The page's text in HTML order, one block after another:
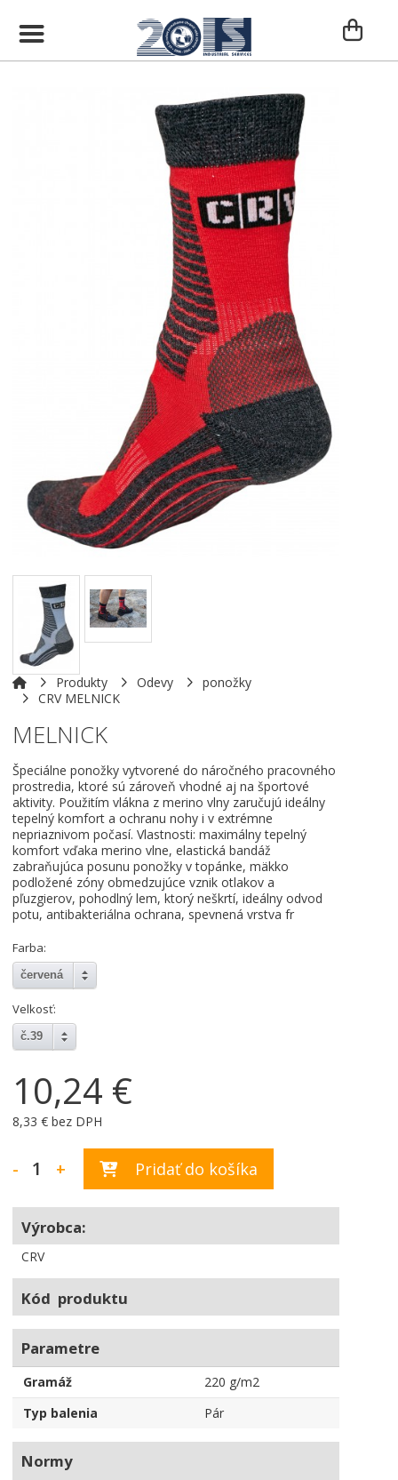
Produkty Odevy
ponožky
CRV MELNICK
MELNICK
Špeciálne ponožky vytvorené do náročného pracovného
prostredia, ktoré sú zároveň vhodné aj na športové
aktivity. Použitím vlákna z merino vlny zaručujú ideálny
tepelný komfort a ochranu nohy i v extrémne
nepriaznivom počasí. Vlastnosti: maximálny tepelný
komfort vďaka merino vlne, elastická bandáž
zabraňujúca posunu ponožky v topánke, mäkko
podložené zóny obmedzujúce vznik otlakov a
pľuzgierov, pohodlný lem, ktorý neškrtí, ideálny odvod
potu, antibakteriálna ochrana, spevnená vrstva fr
Farba:
červená
Velkosť:
č.39
10,24 €
8,33 € bez DPH
- + Pridať do košíka
Výrobca:
CRV
Kód produktu
Parametre
Gramáž
220 g/m2
Typ balenia
Pár
Normy